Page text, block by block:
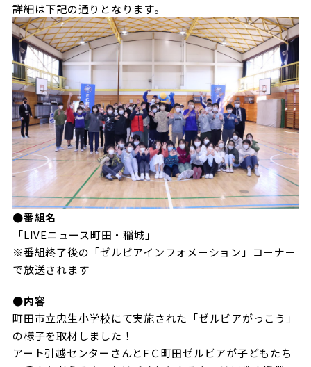
アカデミー
スクール
その他
スタジアムアクセス
スタジアムマップ
観戦方法を知る
スタジアム観戦ガイド
観戦マナー＆ルール
ビジターサポーターの皆様へ
車イスでの観戦
試合運営管理規程
シーズンシート
ＦＣ町田ゼルビアをサポート
トレーニングの見学・ファンサービス
ボランティア
ＦＣ町田ゼルビアカレンダー
三輪緑山ベースを利用
三輪緑山ベースご利用案内
オンラインストア
ユニフォーム
ホームタウン
ホームタウントップ
ゼルビアアシスト募集
ゼルビアアシスト協賛企業一覧
ゼルナビ
ゼル塾
ＦＣ町田ゼルビアスポーツクラブ
ＦＣ町田ゼルビアアカデミー
ゼルビアフットサルパーク
パートナー
パートナートップ
パートナー企業一覧
お問い合わせ利用規約肖像権・ロゴについてプライバシ
FOLLOW
詳細は下記の通りとなります。
●番組名
「LIVEニュース町田・稲城」
※番組終了後の「ゼルビアインフォメーション」コーナー
で放送されます
●内容
町田市立忠生小学校にて実施された「ゼルビアがっこう」
の様子を取材しました！
アート引越センターさんとFＣ町田ゼルビアが子どもたち